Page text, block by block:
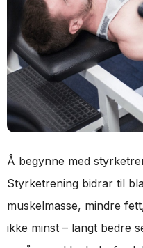
Å begynne med
Styrketrening bidrar til
muskelmasse, mindre
ikke minst – langt bedre